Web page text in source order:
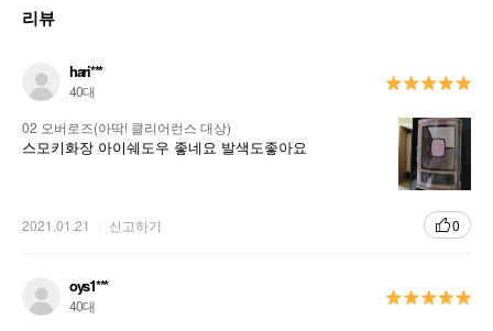
리뷰
hari***
40대
02 오버로즈(아딱! 클리어런스 대상)
스모키화장 아이쉐도우 좋네요 발색도좋아요
2021.01.21 신고하기 0
oys1***
40대